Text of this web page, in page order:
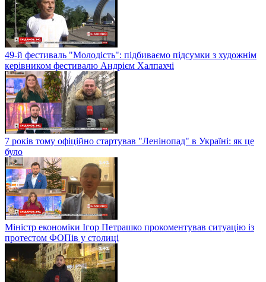
49-й фестиваль "Молодість": підбиваємо підсумки з художнім
керівником фестивалю Андрієм Халпахчі
7 років тому офіційно стартував "Ленінопад" в Україні: як це
було
Міністр економіки Ігор Петрашко прокоментував ситуацію із
протестом ФОПів у столиці